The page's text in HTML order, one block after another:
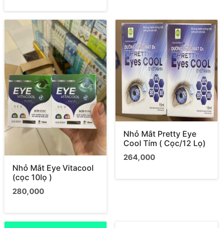
Nhỏ Mắt Eye Vitacool
(cọc 10lọ )
280,000
Nhỏ Mắt Pretty Eye
Cool Tím ( Cọc/12 Lọ)
264,000